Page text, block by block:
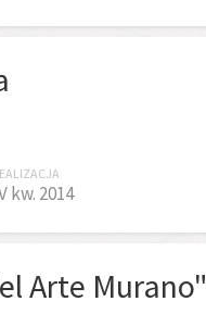
kw. 2014
Arte Murano"